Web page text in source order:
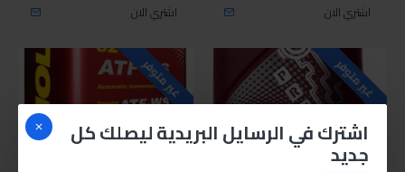
اشترك في الرسايل البريدية ليصلك كل
جديد
اشتري الان اشتري الان
غير متوفر غير متوفر